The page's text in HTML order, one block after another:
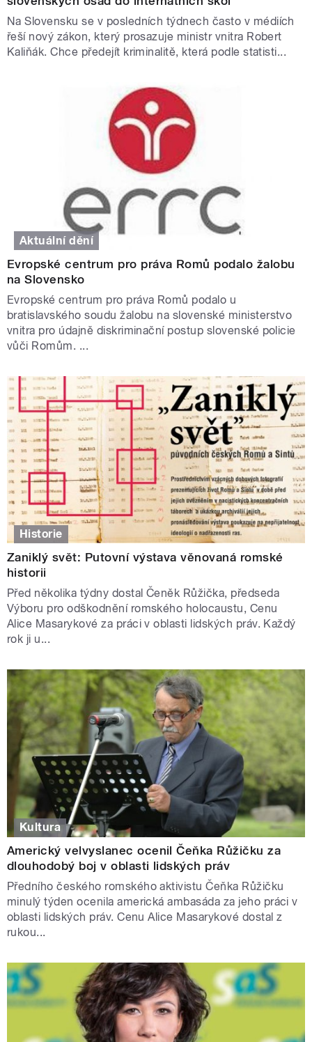
Na Slovensku se v posledních týdnech často v médiích
řeší nový zákon, který prosazuje ministr vnitra Robert
Kaliňák. Chce předejít kriminalitě, která podle statisti...
Aktuální dění
Evropské centrum pro práva Romů podalo žalobu
na Slovensko
Evropské centrum pro práva Romů podalo u
bratislavského soudu žalobu na slovenské ministerstvo
vnitra pro údajně diskriminační postup slovenské policie
vůči Romům. ...
Historie
Zaniklý svět: Putovní výstava věnovaná romské
historii
Před několika týdny dostal Čeněk Růžička, předseda
Výboru pro odškodnění romského holocaustu, Cenu
Alice Masarykové za práci v oblasti lidských práv. Každý
rok ji u...
Kultura
Americký velvyslanec ocenil Čeňka Růžičku za
dlouhodobý boj v oblasti lidských práv
Předního českého romského aktivistu Čeňka Růžičku
minulý týden ocenila americká ambasáda za jeho práci v
oblasti lidských práv. Cenu Alice Masarykové dostal z
rukou...